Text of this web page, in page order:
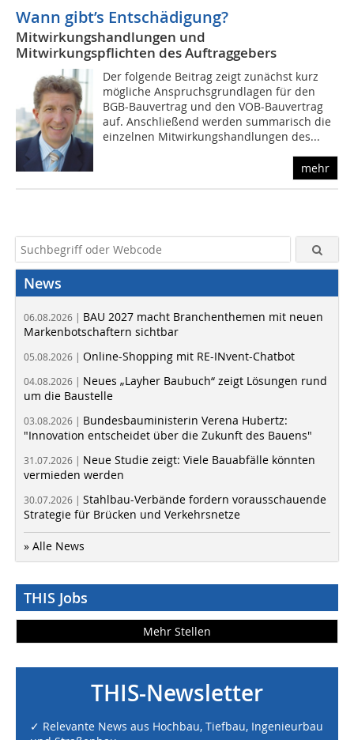
Wann gibt’s Entschädigung?
Mitwirkungshandlungen und
Mitwirkungspflichten des Auftraggebers
Der folgende Beitrag zeigt zunächst kurz
mögliche Anspruchsgrundlagen für den
BGB-Bauvertrag und den VOB-Bauvertrag
auf. Anschließend werden summarisch die
einzelnen Mitwirkungshandlungen des...
mehr
News
06.08.2026 | BAU 2027 macht Branchenthemen mit neuen
Markenbotschaftern sichtbar
05.08.2026 | Online-Shopping mit RE-INvent-Chatbot
04.08.2026 | Neues „Layher Baubuch“ zeigt Lösungen rund
um die Baustelle
03.08.2026 | Bundesbauministerin Verena Hubertz:
"Innovation entscheidet über die Zukunft des Bauens"
31.07.2026 | Neue Studie zeigt: Viele Bauabfälle könnten
vermieden werden
30.07.2026 | Stahlbau-Verbände fordern vorausschauende
Strategie für Brücken und Verkehrsnetze
» Alle News
THIS Jobs
Mehr Stellen
THIS-Newsletter
✓ Relevante News aus Hochbau, Tiefbau, Ingenieurbau